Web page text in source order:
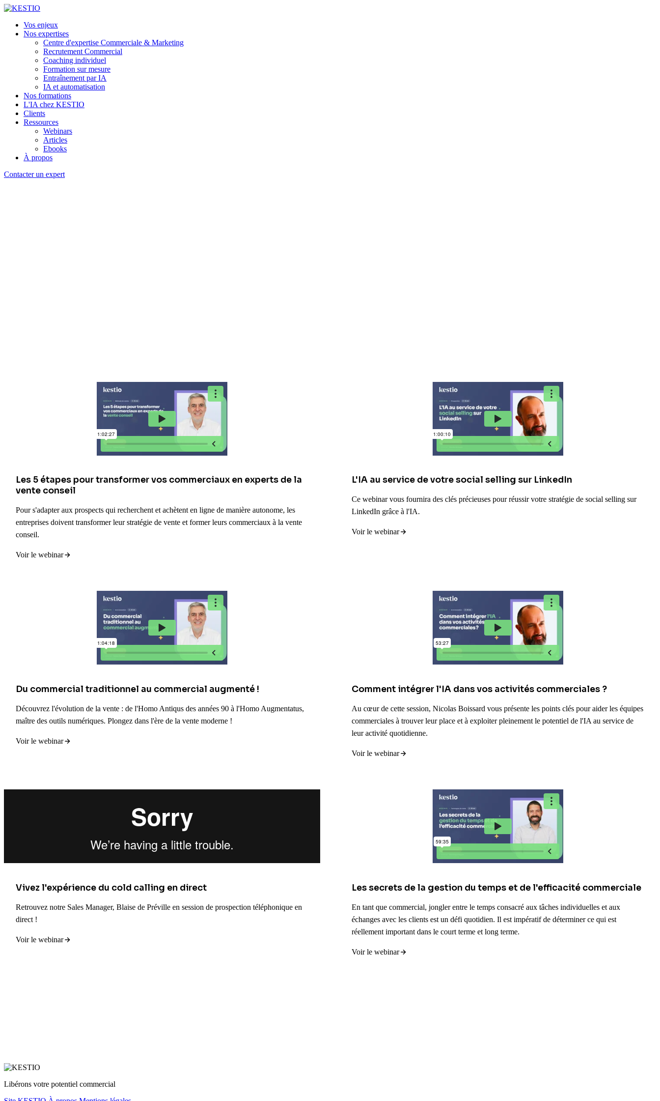
Vos enjeux
Nos expertises
Centre d'expertise Commerciale & Marketing
Recrutement Commercial
Coaching individuel
Formation sur mesure
Entraînement par IA
IA et automatisation
Nos formations
L'IA chez KESTIO
Clients
Ressources
Webinars
Articles
Ebooks
À propos
Contacter un expert
Les 5 étapes pour transformer vos commerciaux en experts de la
vente conseil
Pour s'adapter aux prospects qui recherchent et achètent en ligne de manière autonome, les
entreprises doivent transformer leur stratégie de vente et former leurs commerciaux à la vente
conseil.
Voir le webinar
L'IA au service de votre social selling sur LinkedIn
Ce webinar vous fournira des clés précieuses pour réussir votre stratégie de social selling sur
LinkedIn grâce à l'IA.
Voir le webinar
Du commercial traditionnel au commercial augmenté !
Découvrez l'évolution de la vente : de l'Homo Antiqus des années 90 à l'Homo Augmentatus,
maître des outils numériques. Plongez dans l'ère de la vente moderne !
Voir le webinar
Comment intégrer l'IA dans vos activités commerciales ?
Au cœur de cette session, Nicolas Boissard vous présente les points clés pour aider les équipes
commerciales à trouver leur place et à exploiter pleinement le potentiel de l'IA au service de
leur activité quotidienne.
Voir le webinar
Vivez l'expérience du cold calling en direct
Retrouvez notre Sales Manager, Blaise de Préville en session de prospection téléphonique en
direct !
Voir le webinar
Les secrets de la gestion du temps et de l'efficacité commerciale
En tant que commercial, jongler entre le temps consacré aux tâches individuelles et aux
échanges avec les clients est un défi quotidien. Il est impératif de déterminer ce qui est
réellement important dans le court terme et long terme.
Voir le webinar
Libérons votre potentiel commercial